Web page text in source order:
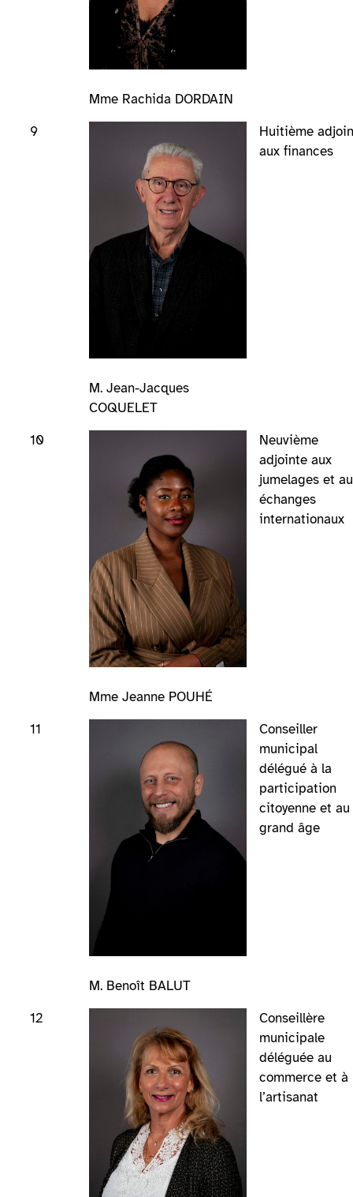
Mme Rachida DORDAIN
9
M. Jean-Jacques
COQUELET
Huitième
aux finances
10
Mme Jeanne POUHÉ
Neuvième
adjointe aux
jumelages et
échanges
internationaux
11
M. Benoît BALUT
Conseiller
municipal
délégué à la
participation
citoyenne et au
grand âge
12
Conseillère
municipale
déléguée au
commerce et à
l’artisanat